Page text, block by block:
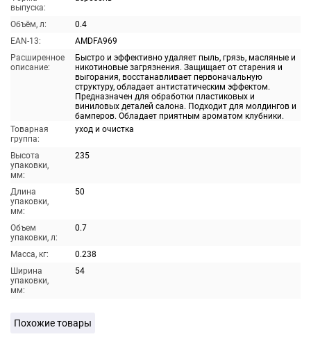
выпуска:
Объём, л:
0.4
EAN-13:
AMDFA969
Расширенное
описание:
Быстро и эффективно удаляет пыль, грязь, масляные и
никотиновые загрязнения. Защищает от старения и
выгорания, восстанавливает первоначальную
структуру, обладает антистатическим эффектом.
Предназначен для обработки пластиковых и
виниловых деталей салона. Подходит для молдингов и
бамперов. Обладает приятным ароматом клубники.
Товарная
группа:
уход и очистка
Высота
упаковки,
мм:
235
Длина
упаковки,
мм:
50
Объем
упаковки, л:
0.7
Масса, кг:
0.238
Ширина
упаковки,
мм:
54
Похожие товары